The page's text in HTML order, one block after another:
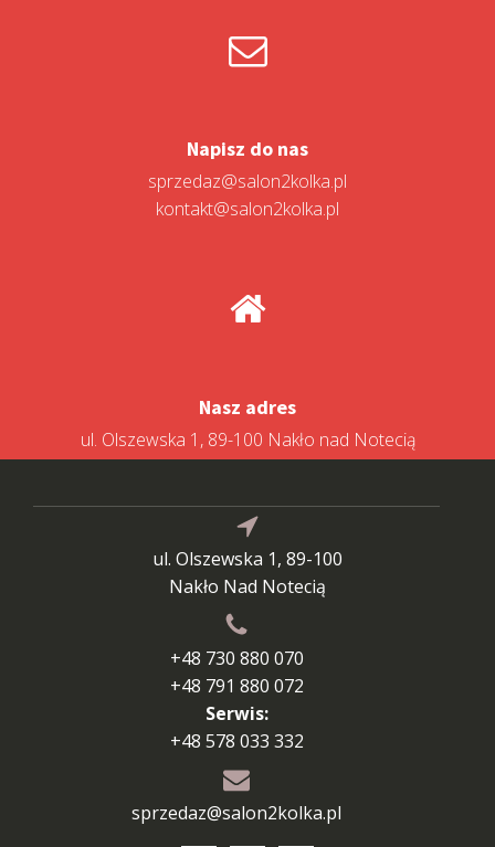
Napisz do nas
sprzedaz@salon2kolka.pl
kontakt@salon2kolka.pl
Nasz adres
ul. Olszewska 1, 89-100 Nakło nad Notecią
ul. Olszewska 1, 89-100
Nakło Nad Notecią
+48 730 880 070
+48 791 880 072
Serwis:
+48 578 033 332
sprzedaz@salon2kolka.pl